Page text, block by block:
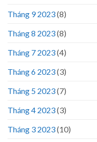
Tháng 9 2023(8)
Tháng 8 2023(8)
Tháng 7 2023(4)
Tháng 6 2023(3)
Tháng 5 2023(7)
Tháng 4 2023(3)
Tháng 3 2023(10)